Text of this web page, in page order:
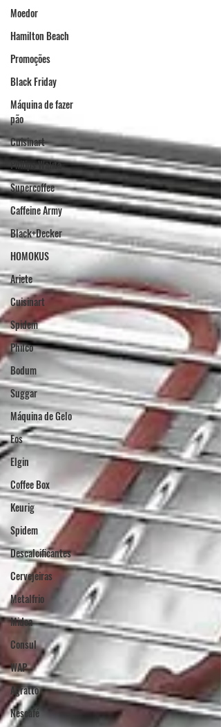
Moedor
Hamilton Beach
Promoções
Black Friday
Máquina de fazer
pão
Cuisinart
Philips Walita
Supercoffee
Caffeine Army
Black+Decker
HOMOKUS
Ariete
Cuisinart
Spidem
Philco
Bodum
Suggar
Máquina de Gelo
Eos
Elgin
Coffee Box
Keurig
Spidem
Descalcificantes
Cervejeiras
Metalfrio
Midea
Consul
WAP
Agratto
Nescafé